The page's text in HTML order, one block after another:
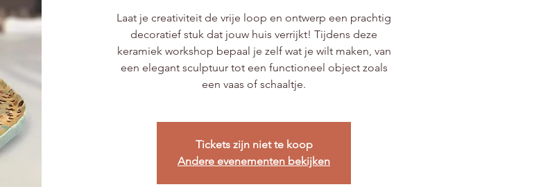
Laat je creativiteit de vrije loop en ontwerp een prachtig
decoratief stuk dat jouw huis verrijkt! Tijdens deze
keramiek workshop bepaal je zelf wat je wilt maken, van
een elegant sculptuur tot een functioneel object zoals
een vaas of schaaltje.
Tickets zijn niet te koop
Andere evenementen bekijken